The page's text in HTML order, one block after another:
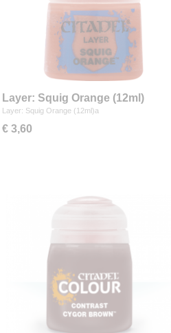
Layer: Squig Orange (12ml)
Layer: Squig Orange (12ml)a
€ 3,60